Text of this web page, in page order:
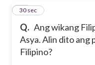
Q. Ang wikang
Asya. Alin dito ang
Filipino?
21
30 sec